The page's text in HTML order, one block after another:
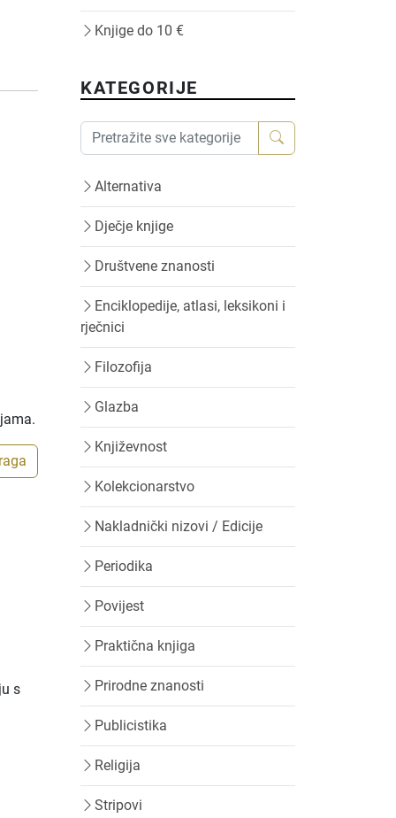
s
Knjige do 10 €
KATEGORIJE
Alternativa
Dječje knjige
Društvene znanosti
Enciklopedije, atlasi, leksikoni i
rječnici
Filozofija
Glazba
Književnost
Kolekcionarstvo
Nakladnički nizovi / Edicije
Periodika
Povijest
Praktična knjiga
Prirodne znanosti
Publicistika
Religija
Stripovi